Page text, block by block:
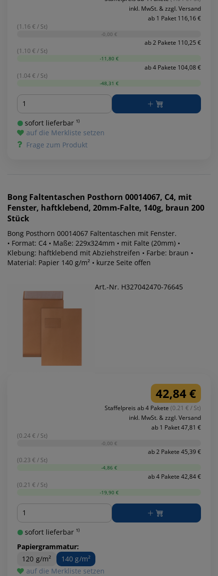
inkl. MwSt. & zzgl. Versand
ab 1 Paket 116,16 €
(1.16 € / St)
-0,00 €
ab 2 Pakete 110,25 €
(1.10 € / St)
-11,80 €
ab 4 Pakete 104,08 €
(1.04 € / St)
-48,31 €
Menge
sofort lieferbar ¹⁾
auf die Merkliste setzen
Frage zum Produkt
Bong Faltentaschen Posthorn 00014067, C4, mit
Fenster, haftklebend, 20mm-Falte, 140g, braun 200
Stück
Bong Posthorn 00014067 Faltentaschen mit Fenster.
• Format: C4 • Maße: 229x324mm • mit Falte (20mm) •
Klebung: haftklebend mit Abziehstreifen • Farbe: braun •
Material: Papier 140 g/m² • kurze Seite offen
Art.-Nr. H327042470-76645
42,84 €
Staffelpreis ab 4 Pakete (0.21 € / St)
inkl. MwSt. & zzgl. Versand
ab 1 Paket 47,81 €
(0.24 € / St)
-0,00 €
ab 2 Pakete 45,39 €
(0.23 € / St)
-4,86 €
ab 4 Pakete 42,84 €
(0.21 € / St)
-19,90 €
Menge
sofort lieferbar ¹⁾
Papiergrammatur:
120 g/m²
140 g/m²
auf die Merkliste setzen